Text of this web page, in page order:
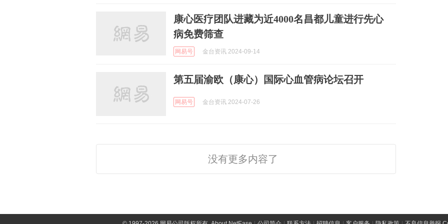
康心医疗团队进藏为近4000名昌都儿童进行先心
病免费筛查
网易号 金台资讯 2024-09-14
第五届渝欧（康心）国际心血管病论坛召开
网易号 金台资讯 2024-07-26
没有更多内容了